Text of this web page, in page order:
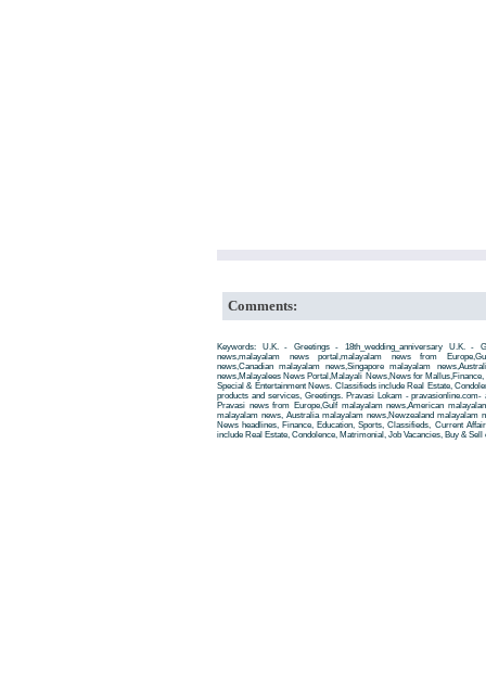
Comments:
Keywords: U.K. - Greetings - 18th_wedding_anniversary U.K. -
news,malayalam news portal,malayalam news from
news,Canadian malayalam news,Singapore malayalam
news,Malayalees News Portal,Malayali News,News for
Special & Entertainment News. Classifieds include Real Estate,
products and services, Greetings. Pravasi Lokam -
Pravasi news from Europe,Gulf malayalam news,American
malayalam news, Australia malayalam news,Newzealand malayalam
News headlines, Finance, Education, Sports, Classifieds, Current
include Real Estate, Condolence, Matrimonial, Job Vacancies, Buy &